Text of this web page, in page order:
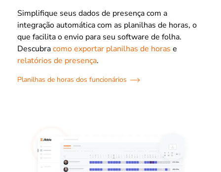
Simplifique seus dados de presença com a
integração automática com as planilhas de horas, o
que facilita o envio para seu software de folha.
Descubracomo exportar planilhas de horas e
relatórios de presença.
Planilhas de horas dos funcionários